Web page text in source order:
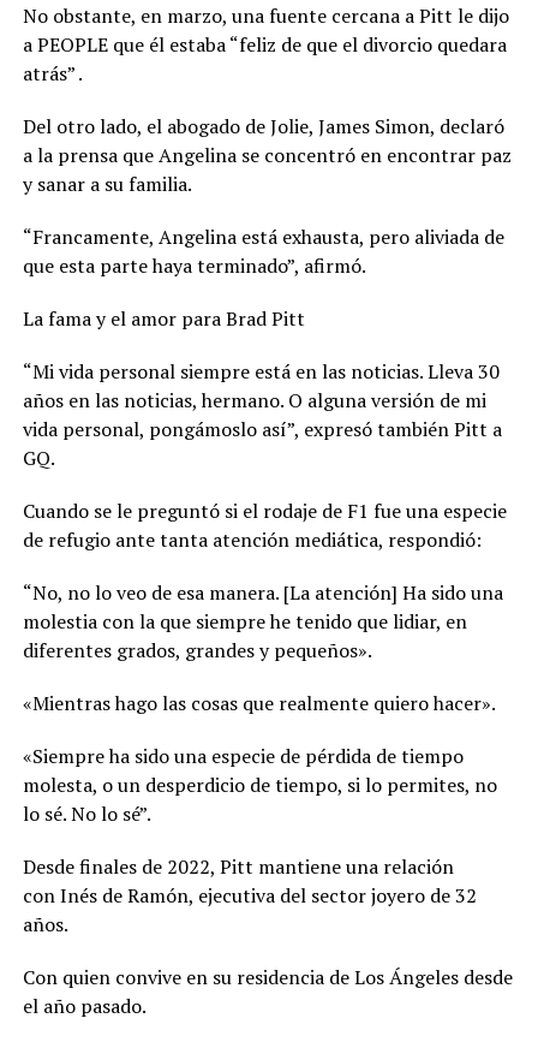
No obstante, en marzo, una fuente cercana a Pitt le dijo
a PEOPLE que él estaba “feliz de que el divorcio quedara
atrás” .
Del otro lado, el abogado de Jolie, James Simon, declaró
a la prensa que Angelina se concentró en encontrar paz
y sanar a su familia.
“Francamente, Angelina está exhausta, pero aliviada de
que esta parte haya terminado”, afirmó.
La fama y el amor para Brad Pitt
“Mi vida personal siempre está en las noticias. Lleva 30
años en las noticias, hermano. O alguna versión de mi
vida personal, pongámoslo así”, expresó también Pitt a
GQ.
Cuando se le preguntó si el rodaje de F1 fue una especie
de refugio ante tanta atención mediática, respondió:
“No, no lo veo de esa manera. [La atención] Ha sido una
molestia con la que siempre he tenido que lidiar, en
diferentes grados, grandes y pequeños».
«Mientras hago las cosas que realmente quiero hacer».
«Siempre ha sido una especie de pérdida de tiempo
molesta, o un desperdicio de tiempo, si lo permites, no
lo sé. No lo sé”.
Desde finales de 2022, Pitt mantiene una relación
con Inés de Ramón, ejecutiva del sector joyero de 32
años.
Con quien convive en su residencia de Los Ángeles desde
el año pasado.